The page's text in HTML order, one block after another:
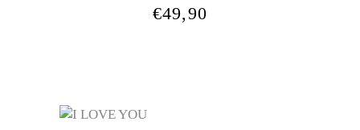
€49,90